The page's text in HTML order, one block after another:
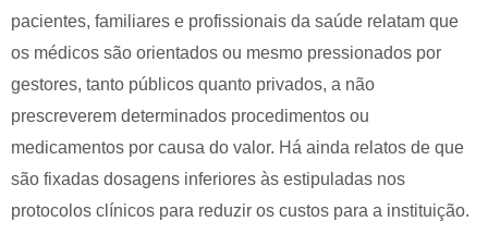
pacientes, familiares e profissionais da saúde relatam que
os médicos são orientados ou mesmo pressionados por
gestores, tanto públicos quanto privados, a não
prescreverem determinados procedimentos ou
medicamentos por causa do valor. Há ainda relatos de que
são fixadas dosagens inferiores às estipuladas nos
protocolos clínicos para reduzir os custos para a instituição.